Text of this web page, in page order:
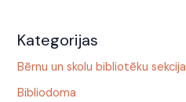
Kategorijas
Bērnu un skolu bibliotēku sekcija
Bibliodoma